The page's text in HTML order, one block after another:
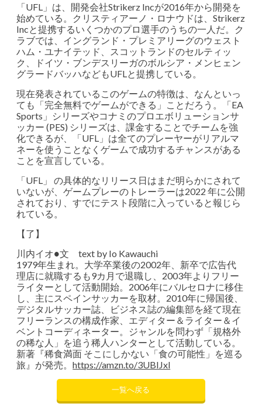
「UFL」は、開発会社Strikerz Incが2016年から開発を
始めている。クリスティアーノ・ロナウドは、Strikerz
Incと提携するいくつかのプロ選手のうちの一人だ。ク
ラブでは、イングランド・プレミアリーグのウェスト
ハム・ユナイテッド、スコットランドのセルティッ
ク、ドイツ・ブンデスリーガのボルシア・メンヒェン
グラードバッハなどもUFLと提携している。
現在発表されているこのゲームの特徴は、なんといっ
ても「完全無料でゲームができる」ことだろう。「EA
Sports」シリーズやコナミのプロエボリューションサ
ッカー (PES) シリーズは、課金することでチームを強
化できるが、「UFL」は全てのプレーヤーがリアルマ
ネーを使うことなくゲームで成功するチャンスがある
ことを宣言している。
「UFL」 の具体的なリリース日はまだ明らかにされて
いないが、ゲームプレーのトレーラーは2022 年に公開
されており、すでにテスト段階に入っていると報じら
れている。
【了】
川内イオ●文 text by Io Kawauchi
1979年生まれ。大学卒業後の2002年、新卒で広告代
理店に就職するも9カ月で退職し、2003年よりフリー
ライターとして活動開始。2006年にバルセロナに移住
し、主にスペインサッカーを取材。2010年に帰国後、
デジタルサッカー誌、ビジネス誌の編集部を経て現在
フリーランスの構成作家、エディター＆ライター＆イ
ベントコーディネーター。ジャンルを問わず「規格外
の稀な人」を追う稀人ハンターとして活動している。
新著『稀食満面 そこにしかない「食の可能性」を巡る
旅』が発売。https://amzn.to/3UBIJxl
一覧へ戻る